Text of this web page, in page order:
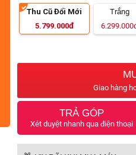
Thu Cũ Đổi Mới
5.799.000đ
Trắng
6.299.000
Giao hàng
TRẢ GÓP
Xét duyệt nhanh qua điện thoại